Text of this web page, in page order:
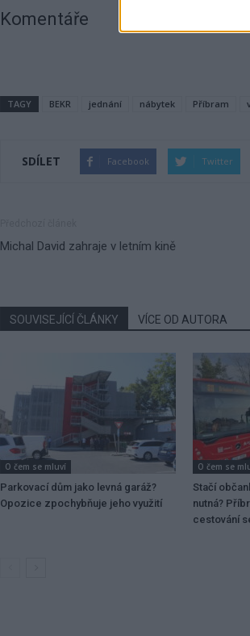
Komentáře
TAGY BEKR jednání nábytek Příbram
SDÍLET Facebook Twitter
Michal David zahraje v letním kině
SOUVISEJÍCÍ ČLÁNKY VÍCE OD AUTORA
O čem se mluví
Parkovací dům jako levná garáž?
Opozice zpochybňuje jeho využití
O čem se
Stačí
nutná?
cestování